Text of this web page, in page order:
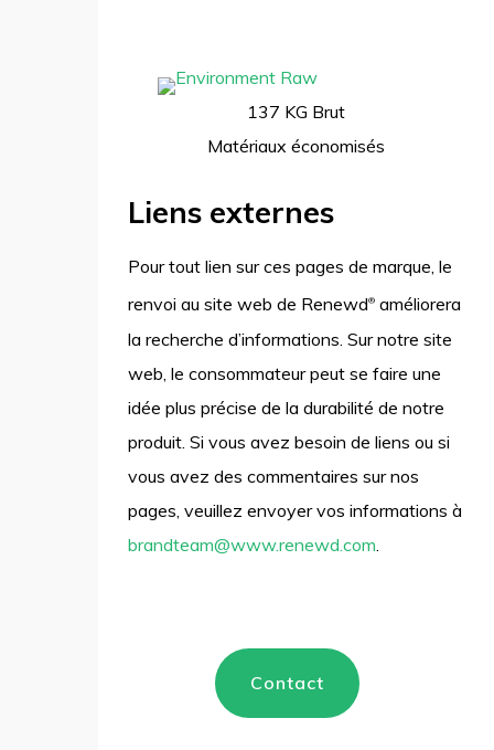
137 KG Brut
Matériaux économisés
Liens externes
Pour tout lien sur ces pages de marque, le
renvoi au site web de Renewd®améliorera
la recherche d’informations. Sur notre site
web, le consommateur peut se faire une
idée plus précise de la durabilité de notre
produit. Si vous avez besoin de liens ou si
vous avez des commentaires sur nos
pages, veuillez envoyer vos informations à
brandteam@www.renewd.com
Contact